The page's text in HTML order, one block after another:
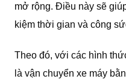
mở rộng. Điều này sẽ
kiệm thời gian và công
Theo đó, với các hình
là vận chuyển xe máy